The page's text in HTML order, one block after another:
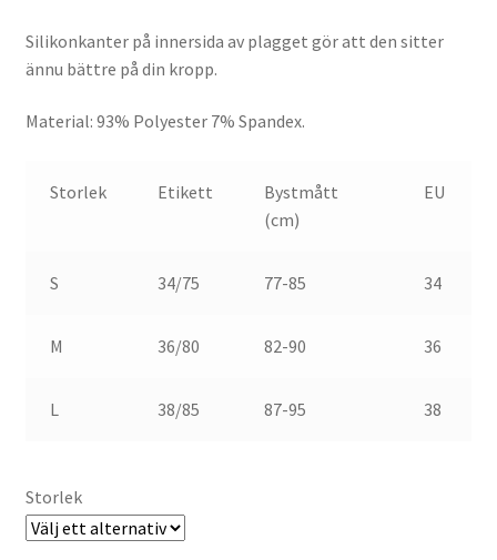
Silikonkanter på innersida av plagget gör att den sitter
ännu bättre på din kropp.
Material: 93% Polyester 7% Spandex.
Storlek Etikett
Bystmått
(cm)
EU
S 34/75 77-85 34
M 36/80 82-90 36
L 38/85 87-95 38
Storlek